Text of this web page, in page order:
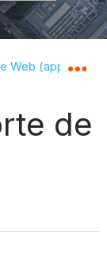
global
Web
de